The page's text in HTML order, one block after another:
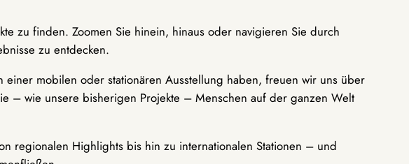
zu finden. Zoomen Sie hinein, hinaus oder navigieren Sie durch
zu entdecken.
mobilen oder stationären Ausstellung haben, freuen wir uns über
– wie unsere bisherigen Projekte – Menschen auf der ganzen Welt
regionalen Highlights bis hin zu internationalen Stationen – und